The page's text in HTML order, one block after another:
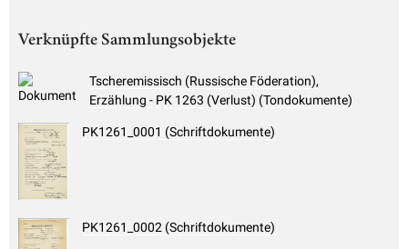
Verknüpfte Sammlungsobjekte
Tscheremissisch (Russische Föderation),
Erzählung - PK 1263 (Verlust) (Tondokumente)
PK1261_0001 (Schriftdokumente)
PK1261_0002 (Schriftdokumente)